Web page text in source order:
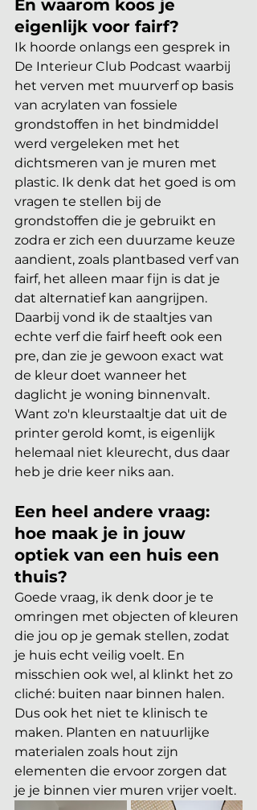
En waarom koos je
eigenlijk voor fairf?
Ik hoorde onlangs een gesprek in
De Interieur Club Podcast waarbij
het verven met muurverf op basis
van acrylaten van fossiele
grondstoffen in het bindmiddel
werd vergeleken met het
dichtsmeren van je muren met
plastic. Ik denk dat het goed is om
vragen te stellen bij de
grondstoffen die je gebruikt en
zodra er zich een duurzame keuze
aandient, zoals plantbased verf van
fairf, het alleen maar fijn is dat je
dat alternatief kan aangrijpen.
Daarbij vond ik de staaltjes van
echte verf die fairf heeft ook een
pre, dan zie je gewoon exact wat
de kleur doet wanneer het
daglicht je woning binnenvalt.
Want zo'n kleurstaaltje dat uit de
printer gerold komt, is eigenlijk
helemaal niet kleurecht, dus daar
heb je drie keer niks aan.
Een heel andere vraag:
hoe maak je in jouw
optiek van een huis een
thuis?
Goede vraag, ik denk door je te
omringen met objecten of kleuren
die jou op je gemak stellen, zodat
je huis echt veilig voelt. En
misschien ook wel, al klinkt het zo
cliché: buiten naar binnen halen.
Dus ook het niet te klinisch te
maken. Planten en natuurlijke
materialen zoals hout zijn
elementen die ervoor zorgen dat
je je binnen vier muren vrijer voelt.